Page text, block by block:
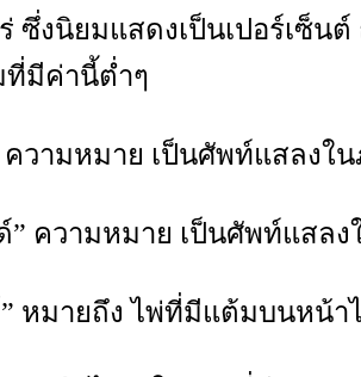
ซึ่งนิยมแสดงเป็นเปอร์เซ็น
ที่มีค่านี้ต่ำๆ
ความหมาย เป็นศัพท์แสลงใ
” ความหมาย เป็นศัพท์แสล
หมายถึง ไพ่ที่มีแต้มบนหน้าไ